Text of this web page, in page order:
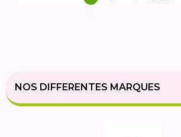
NOS DIFFERENTES MARQUES